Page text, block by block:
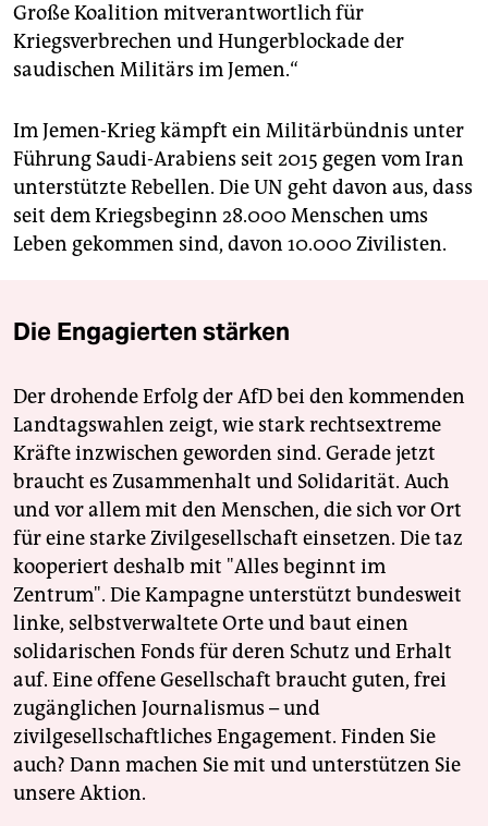
Große Koalition mitverantwortlich für
Kriegsverbrechen und Hungerblockade der
saudischen Militärs im Jemen.“
Im Jemen-Krieg kämpft ein Militärbündnis unter
Führung Saudi-Arabiens seit 2015 gegen vom Iran
unterstützte Rebellen. Die UN geht davon aus, dass
seit dem Kriegsbeginn 28.000 Menschen ums
Leben gekommen sind, davon 10.000 Zivilisten.
Die Engagierten stärken
Der drohende Erfolg der AfD bei den kommenden
Landtagswahlen zeigt, wie stark rechtsextreme
Kräfte inzwischen geworden sind. Gerade jetzt
braucht es Zusammenhalt und Solidarität. Auch
und vor allem mit den Menschen, die sich vor Ort
für eine starke Zivilgesellschaft einsetzen. Die taz
kooperiert deshalb mit "Alles beginnt im
Zentrum". Die Kampagne unterstützt bundesweit
linke, selbstverwaltete Orte und baut einen
solidarischen Fonds für deren Schutz und Erhalt
auf. Eine offene Gesellschaft braucht guten, frei
zugänglichen Journalismus – und
zivilgesellschaftliches Engagement. Finden Sie
auch? Dann machen Sie mit und unterstützen Sie
unsere Aktion.